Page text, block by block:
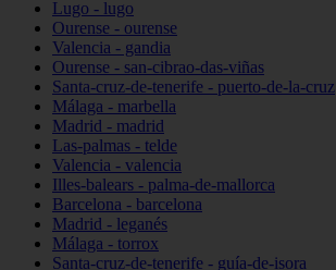
Lugo - lugo
Ourense - ourense
Valencia - gandia
Ourense - san-cibrao-das-viñas
Santa-cruz-de-tenerife - puerto-de-la-cruz
Málaga - marbella
Madrid - madrid
Las-palmas - telde
Valencia - valencia
Illes-balears - palma-de-mallorca
Barcelona - barcelona
Madrid - leganés
Málaga - torrox
Santa-cruz-de-tenerife - guía-de-isora